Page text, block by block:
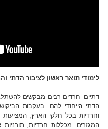
לימודי תואר ראשון לציבור הדתי
דתיים וחרדים רבים מבקשים
הדתי הייחודי להם. בעקבות
וחרדיות בכל חלקי הארץ, המציעות
המגזרים. מכללות חרדיות, תורניות